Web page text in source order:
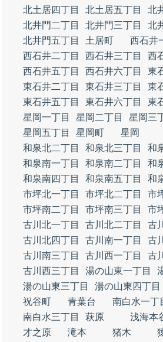
北土居四丁目
北土居五丁目
北
北井門二丁目
北井門三丁目
北
北井門五丁目
土居町
西石井
西石井二丁目
西石井三丁目
西
西石井五丁目
西石井六丁目
東
東石井二丁目
東石井三丁目
東
東石井五丁目
東石井六丁目
東
星岡一丁目
星岡二丁目 星岡三
星岡五丁目
星岡町 星岡
和泉北二丁目
和泉北三丁目
和
和泉南一丁目
和泉南二丁目
和
和泉南四丁目
和泉南五丁目
和
市坪北一丁目
市坪北二丁目
市
市坪南二丁目
市坪南三丁目
市
古川北一丁目
古川北二丁目
古
古川北四丁目
古川南一丁目
古
古川南三丁目
古川西一丁目
古
古川西三丁目
湯の山東一丁目
湯の山東三丁目
湯の山東四丁目
祝谷町
青葉台 南白水一丁
南白水三丁目
萩原 浅海本
才之原
滝本 猪木